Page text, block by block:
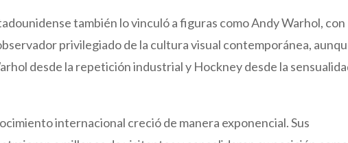
también lo vinculó a figuras como Andy Warhol, con
privilegiado de la cultura visual contemporánea,
desde la repetición industrial y Hockney desde la
internacional creció de manera exponencial. Sus